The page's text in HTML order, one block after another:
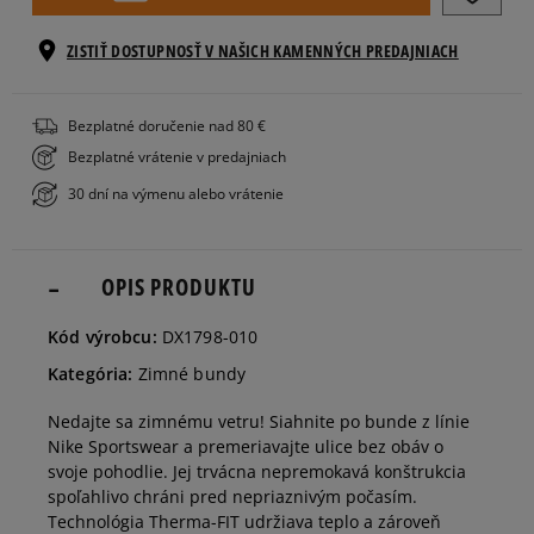
S
L
ZISTIŤ DOSTUPNOSŤ V NAŠICH KAMENNÝCH PREDAJNIACH
Bezplatné doručenie nad 80 €
Bezplatné vrátenie v predajniach
30 dní na výmenu alebo vrátenie
OPIS PRODUKTU
Kód výrobcu: DX1798-010
Kategória: Zimné bundy
Nedajte sa zimnému vetru! Siahnite po bunde z línie
Nike Sportswear a premeriavajte ulice bez obáv o
svoje pohodlie. Jej trvácna nepremokavá konštrukcia
spoľahlivo chráni pred nepriaznivým počasím.
Technológia Therma-FIT udržiava teplo a zároveň